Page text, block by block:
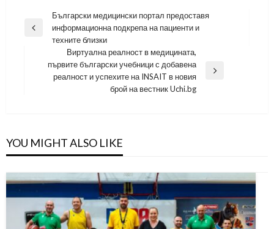
Навигация
Previous
Български медицински портал предоставя
информационна подкрепа на пациенти и
техните близки
Виртуална реалност в медицината,
първите български учебници с добавена
реалност и успехите на INSAIT в новия
брой на вестник Uchi.bg
YOU MIGHT ALSO LIKE